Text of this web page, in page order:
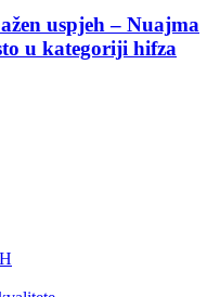
uspjeh – Nuajma
u kategoriji hifza